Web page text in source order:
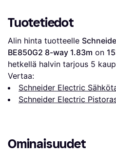
Tuotetiedot
Alin hinta tuotteelle
BE850G2 8-way 1.83m on
hetkellä halvin tarjous 5
Vertaa:
Schneider Electric
Schneider Electric
Ominaisuudet